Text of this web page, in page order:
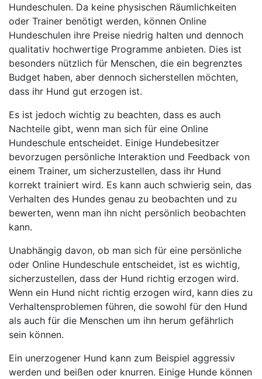
Hundeschulen. Da keine physischen Räumlichkeiten
oder Trainer benötigt werden, können Online
Hundeschulen ihre Preise niedrig halten und dennoch
qualitativ hochwertige Programme anbieten. Dies ist
besonders nützlich für Menschen, die ein begrenztes
Budget haben, aber dennoch sicherstellen möchten,
dass ihr Hund gut erzogen ist.
Es ist jedoch wichtig zu beachten, dass es auch
Nachteile gibt, wenn man sich für eine Online
Hundeschule entscheidet. Einige Hundebesitzer
bevorzugen persönliche Interaktion und Feedback von
einem Trainer, um sicherzustellen, dass ihr Hund
korrekt trainiert wird. Es kann auch schwierig sein, das
Verhalten des Hundes genau zu beobachten und zu
bewerten, wenn man ihn nicht persönlich beobachten
kann.
Unabhängig davon, ob man sich für eine persönliche
oder Online Hundeschule entscheidet, ist es wichtig,
sicherzustellen, dass der Hund richtig erzogen wird.
Wenn ein Hund nicht richtig erzogen wird, kann dies zu
Verhaltensproblemen führen, die sowohl für den Hund
als auch für die Menschen um ihn herum gefährlich
sein können.
Ein unerzogener Hund kann zum Beispiel aggressiv
werden und beißen oder knurren. Einige Hunde können